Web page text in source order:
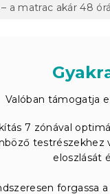
– a matrac akár 48
Valóban támogatja
7 zónával
testrészekhez
eloszlását
forgassa